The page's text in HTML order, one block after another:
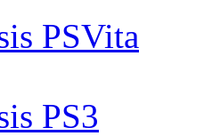
PSVita
PS3